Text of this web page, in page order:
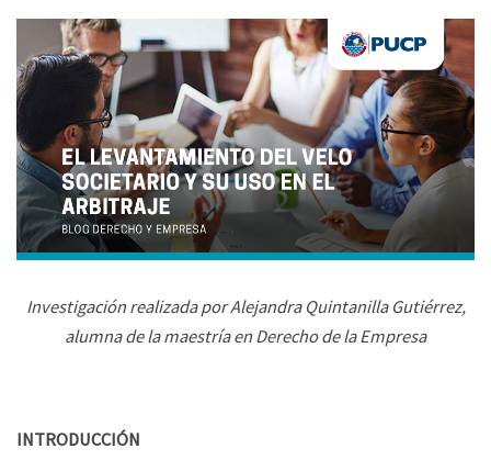
Investigación realizada por Alejandra Quintanilla Gutiérrez,
alumna de la maestría en Derecho de la Empresa
INTRODUCCIÓN